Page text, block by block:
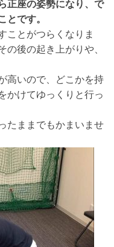
正座の姿勢になり、で
です。
ことがつらくなりま
後の起き上がりや、
高いので、どこかを持
かけてゆっくりと行っ
たままでもかまいませ